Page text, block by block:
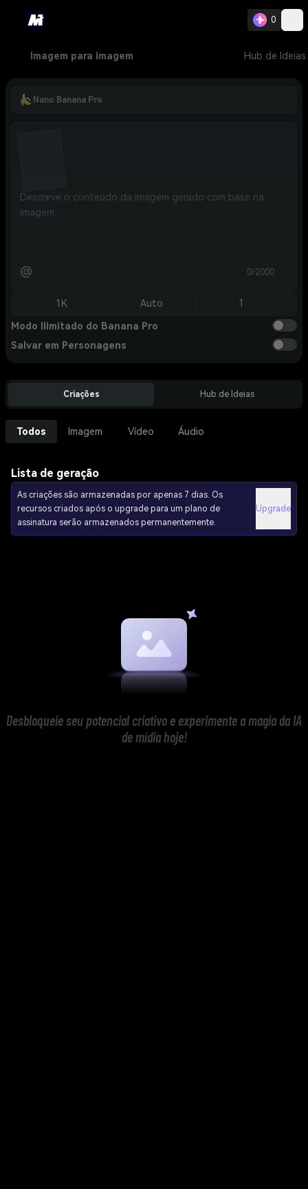
0
Imagem para imagem Hub de Ideias
Nano Banana Pro
@ 0/2000
1K Auto 1
Modo Ilimitado do Banana Pro
Salvar em Personagens
Criações Hub de Ideias
Todos Imagem Vídeo Áudio
Lista de geração
As criações são armazenadas por apenas 7 dias. Os
recursos criados após o upgrade para um plano de
assinatura serão armazenados permanentemente.
Upgrade
Desbloqueie seu potencial criativo e experimente a magia da IA
de mídia hoje!